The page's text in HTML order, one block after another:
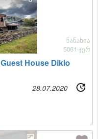
Guest House Diklo
ნანახია
5061-ჯერ
28.07.2020